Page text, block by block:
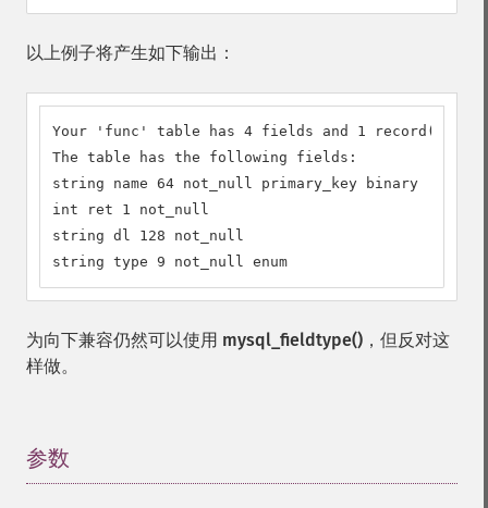
以上例子将产生如下输出：
Your 'func' table has 4 fields and 1 record(s)
The table has the following fields:
string name 64 not_null primary_key binary
int ret 1 not_null
string dl 128 not_null
string type 9 not_null enum
为向下兼容仍然可以使用 mysql_fieldtype() ，但反对这
样做。
参数